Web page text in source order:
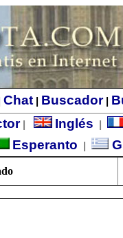
Chat Buscador|
| Inglés
Esperanto